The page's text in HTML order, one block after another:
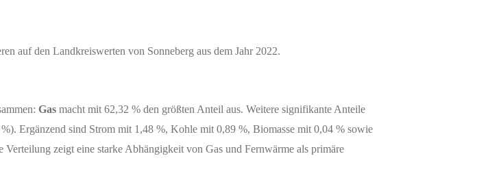
auf den Landkreiswerten von Sonneberg aus dem Jahr 2022.
Gas macht mit 62,32 % den größten Anteil aus. Weitere signifikante Anteile
Ergänzend sind Strom mit 1,48 %, Kohle mit 0,89 %, Biomasse mit 0,04 % sowie
zeigt eine starke Abhängigkeit von Gas und Fernwärme als primäre